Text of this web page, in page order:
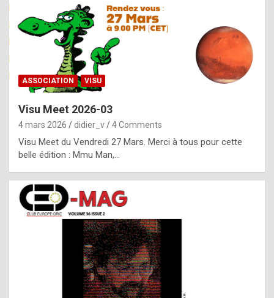
R
o
p
l
c
h
i
s
t
o
ASSOCIATION VISU
Visu Meet 2026-03
4 mars 2026 didier_v 4 Comments
Visu Meet du Vendredi 27 Mars. Merci à tous pour cette
belle édition : Mmu Man,…